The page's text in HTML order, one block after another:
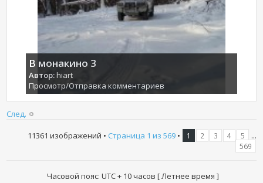
В монакино 3
Автор:hiart
Просмотр/Отправка комментариев
След.
11361 изображений • Страница 1 из 569• 1 2 3 4 5 ...
569
Часовой пояс: UTC + 10 часов [ Летнее время ]